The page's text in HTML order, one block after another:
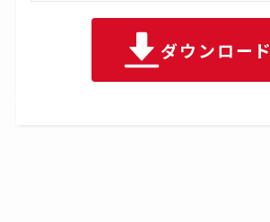
ダウンロード